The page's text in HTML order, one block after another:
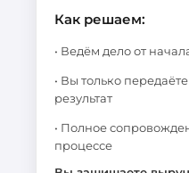
Как решаем:
• Ведём дело от
• Вы только
результат
• Полное
процессе